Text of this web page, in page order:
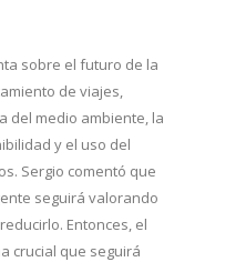
sobre el futuro de la
de viajes,
del medio ambiente, la
y el uso del
Sergio comentó que
seguirá valorando
Entonces, el
crucial que seguirá